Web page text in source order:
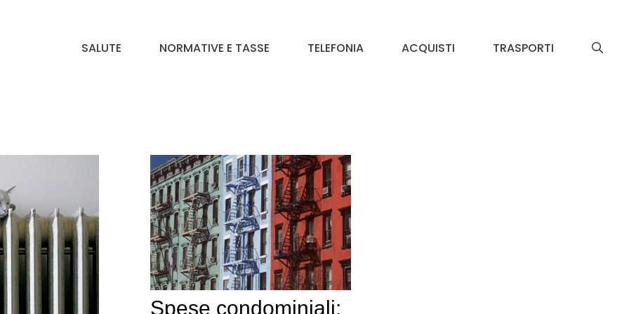
SALUTE NORMATIVE E TASSE TELEFONIA ACQUISTI TRASPORTI
Spese condominiali: